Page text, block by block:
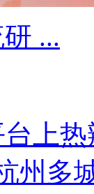
...
上
州多